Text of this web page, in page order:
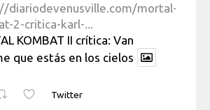
diariodevenusville.com/mortal-
2-critica-karl-...
KOMBAT II crítica: Van
que estás en los cielos
Twitter